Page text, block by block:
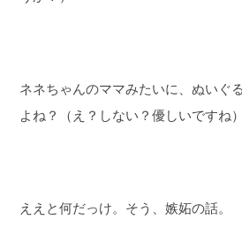
ネネちゃんのママみたいに、ぬいぐ
よね？（え？しない？優しいですね）
ええと何だっけ。そう、嫉妬の話。